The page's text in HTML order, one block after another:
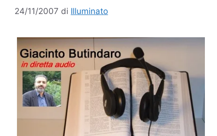
24/11/2007 di Illuminato